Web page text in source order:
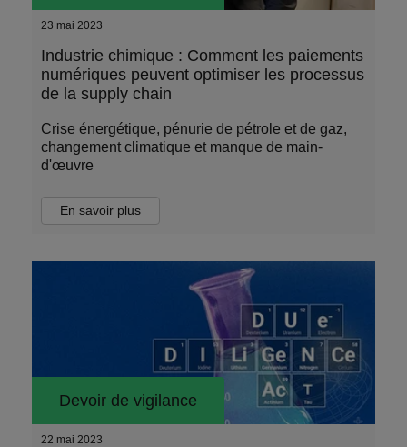
23 mai 2023
Industrie chimique : Comment les paiements
numériques peuvent optimiser les processus
de la supply chain
Crise énergétique, pénurie de pétrole et de gaz,
changement climatique et manque de main-
d'œuvre
En savoir plus
Devoir de vigilance
22 mai 2023